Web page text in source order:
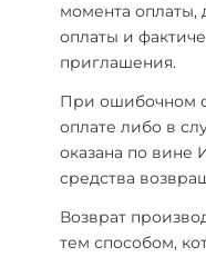
момента оплаты,
оплаты и
приглашения.
При ошибочном
оплате либо в
оказана по вине
средства
Возврат
тем способом,